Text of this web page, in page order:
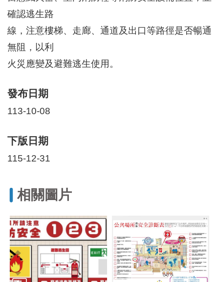
文
化
局
化
資
產
臺
北
市
界
市
鄰
名
冊
確認逃生路
線，注意樓梯、走廊、通道及出口等路徑是否暢通
無阻，以利
火災應變及避難逃生使用。
發布日期
113-10-08
下版日期
115-12-31
相關圖片